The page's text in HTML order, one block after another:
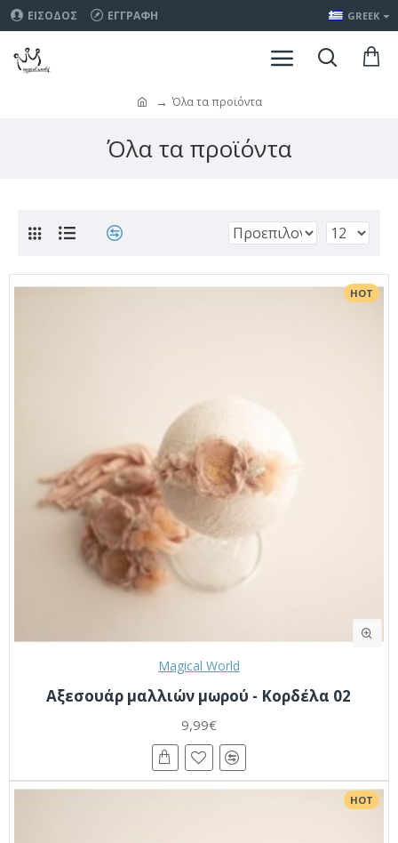
ΕΊΣΟΔΟΣ ΕΓΓΡΑΦΉ GREEK
Όλα τα προϊόντα
Όλα τα προϊόντα
HOT
Magical World
Αξεσουάρ μαλλιών μωρού - Κορδέλα 02
9,99€
HOT